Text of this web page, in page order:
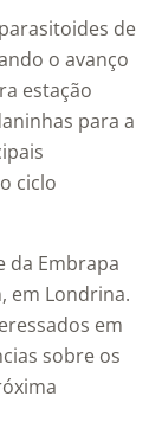
de
o avanço
estação
para a
ciclo
da Embrapa
em Londrina.
em
sobre os